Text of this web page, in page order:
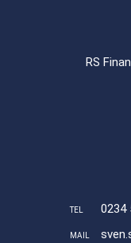
RS
TEL 0234
MAIL